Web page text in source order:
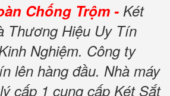
Chống Trộm - Két
Thương Hiệu Uy Tín
Nghiệm. Công ty
lên hàng đầu. Nhà máy
cấp 1 cung cấp Két Sắt